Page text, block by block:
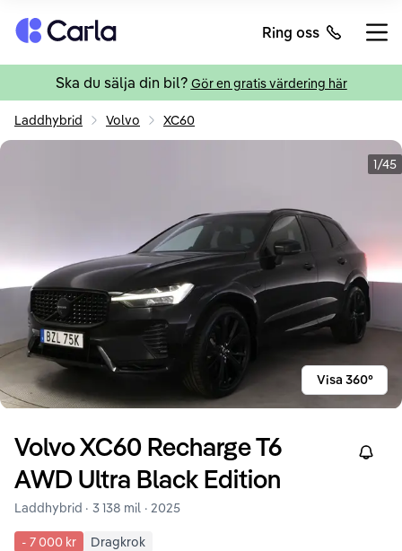
Tillbaka till startsidan Ring oss
Ska du sälja din bil? Gör en gratis värdering här
Laddhybrid Volvo XC60
1/45
Visa 360°
VolvoXC60 Recharge T6
AWD Ultra Black Edition
Right
Laddhybrid · 3 138 mil · 2025
- 7 000 kr Dragkrok